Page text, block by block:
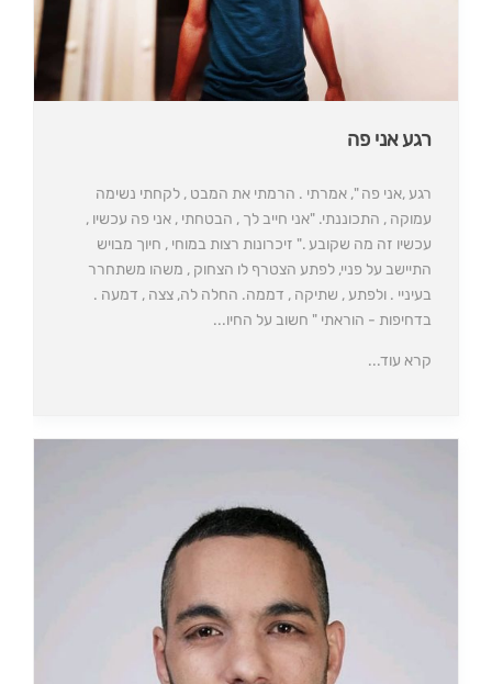
רגע אני פה
רגע ,אני פה ", אמרתי . הרמתי את המבט , לקחתי נשימה
עמוקה , התכוננתי. "אני חייב לך , הבטחתי , אני פה עכשיו ,
עכשיו זה מה שקובע ." זיכרונות רצות במוחי , חיוך מבויש
התיישב על פניי, לפתע הצטרף לו הצחוק , משהו משתחרר
בעיניי . ולפתע , שתיקה , דממה. החלה לה, צצה , דמעה .
בדחיפות - הוראתי " חשוב על החיו...
קרא עוד...